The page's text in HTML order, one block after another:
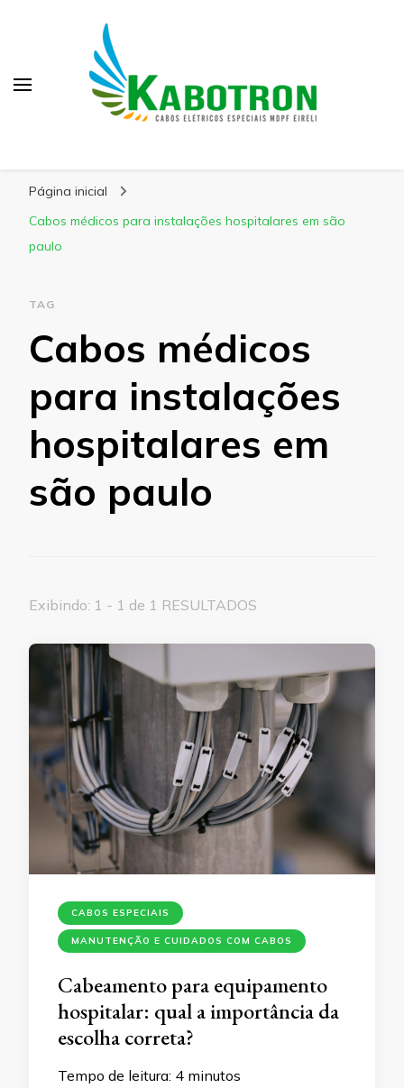
Página inicial
Cabos médicos para instalações hospitalares em são
paulo
TAG
Cabos médicos
para instalações
hospitalares em
são paulo
Exibindo: 1 - 1 de 1 RESULTADOS
CABOS ESPECIAIS
MANUTENÇÃO E CUIDADOS COM CABOS
Cabeamento para equipamento
hospitalar: qual a importância da
escolha correta?
Tempo de leitura: 4 minutos